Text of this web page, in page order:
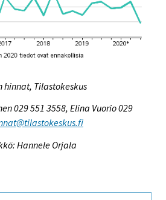
hinnat, Tilastokeskus
029 551 3558, Elina Vuorio 029
Hannele Orjala